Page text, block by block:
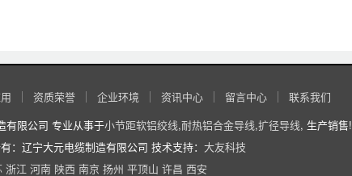
资质荣誉 企业环境 资讯中心 留言中心
联系我们
有限公司 专业从事于小节距软铝绞线,耐热铝合金导线,扩径导线, 生产销售!
：辽宁大元电缆制造有限公司 技术支持： 大友科技
浙江 河南 陕西 南京 扬州 平顶山 许昌 西安